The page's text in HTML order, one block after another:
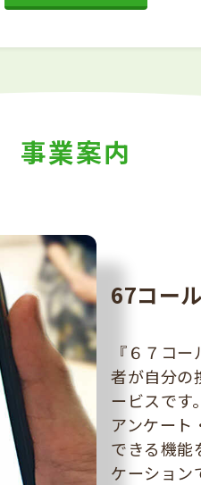
事業案内
67コール
『６７コ
者が自分の
ービスです。
アンケート
できる機能
ケーション